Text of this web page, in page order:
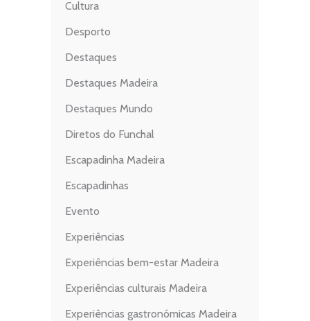
Cultura
Desporto
Destaques
Destaques Madeira
Destaques Mundo
Diretos do Funchal
Escapadinha Madeira
Escapadinhas
Evento
Experiências
Experiências bem-estar Madeira
Experiências culturais Madeira
Experiências gastronómicas Madeira